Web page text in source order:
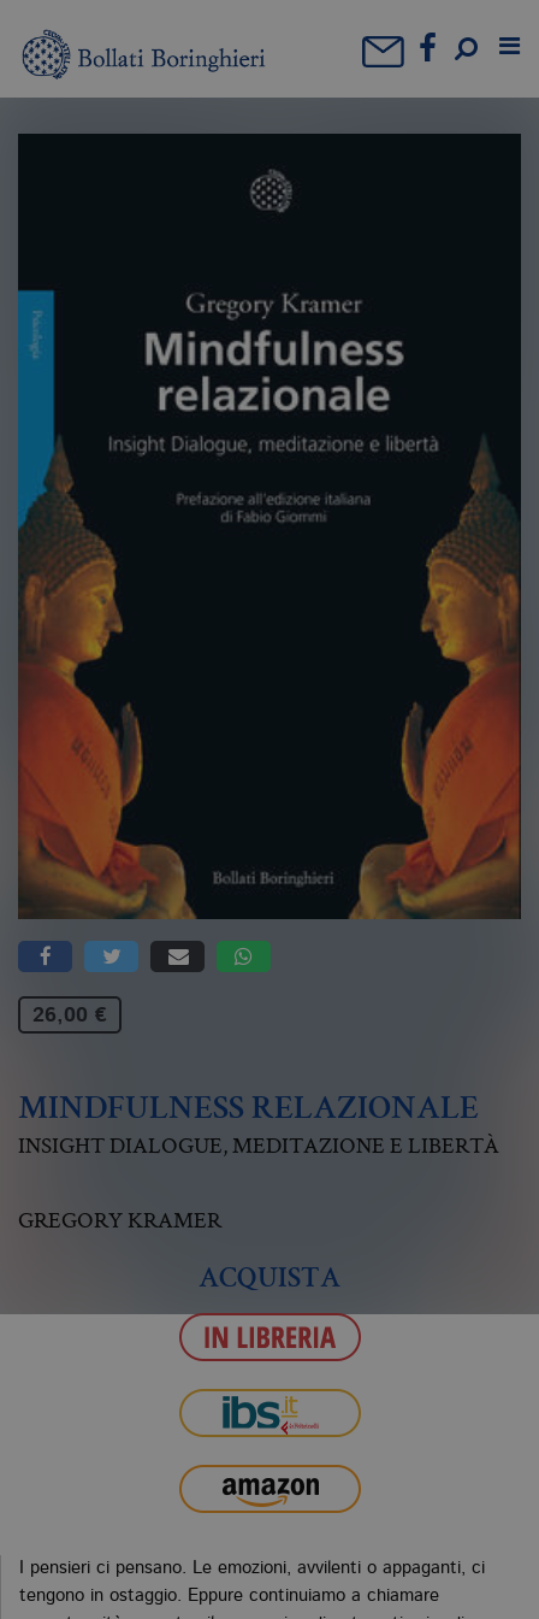
26,00 €
MINDFULNESS RELAZIONALE
INSIGHT DIALOGUE, MEDITAZIONE E LIBERTÀ
GREGORY KRAMER
ACQUISTA
I pensieri ci pensano. Le emozioni, avvilenti o appaganti, ci
tengono in ostaggio. Eppure continuiamo a chiamare